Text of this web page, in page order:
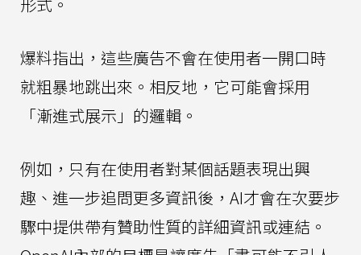
爆料指出，這些廣告不會在使用者一開口時
就粗暴地跳出來。相反地，它可能會採用
「漸進式展示」的邏輯。
例如，只有在使用者對某個話題表現出興
趣、進一步追問更多資訊後，AI才會在次要步
驟中提供帶有贊助性質的詳細資訊或連結。